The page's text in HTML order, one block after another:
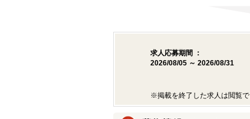
求人応募期間 ：
2026/08/05 ～ 2026/08/31
※掲載を終了した求人は閲覧で